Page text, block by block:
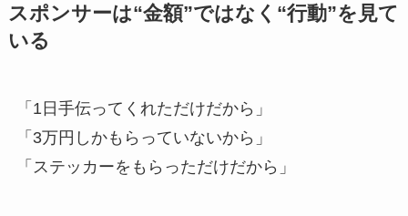
スポンサーは“金額”ではなく“行動”を見て
いる
「1日手伝ってくれただけだから」
「3万円しかもらっていないから」
「ステッカーをもらっただけだから」